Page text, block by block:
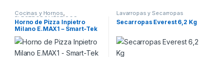
Cocinas y Hornos,
ELECTRODOMÉSTICOS
Horno de Pizza Inpietro
Milano E.MAX1 – Smart-Tek
Lavarropas y Secarropas
Secarropas Everest 6,2 Kg